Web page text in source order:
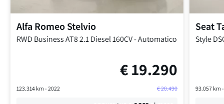
Alfa RomeoStelvio
RWD Business AT82.1 Diesel 160CV-Automatico
€19.290
123.314km - 2022 €20.490
Seat
Style
93.057km